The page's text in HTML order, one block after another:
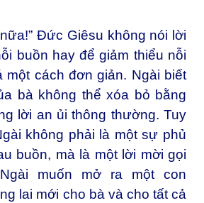
Đức Giêsu không nói lời
buồn hay để giảm thiểu nỗi
một cách đơn giản. Ngài biết
bà không thể xóa bỏ bằng
lời an ủi thông thường. Tuy
không phải là một sự phủ
buồn, mà là một lời mời gọi
muốn mở ra một con
lai mới cho bà và cho tất cả